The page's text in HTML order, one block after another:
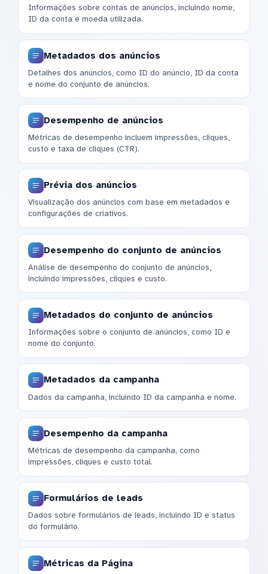
Informações sobre contas de anúncios, incluindo nome,
ID da conta e moeda utilizada.
Metadados dos anúncios
Detalhes dos anúncios, como ID do anúncio, ID da conta
e nome do conjunto de anúncios.
Desempenho de anúncios
Métricas de desempenho incluem impressões, cliques,
custo e taxa de cliques (CTR).
Prévia dos anúncios
Visualização dos anúncios com base em metadados e
configurações de criativos.
Desempenho do conjunto de anúncios
Análise de desempenho do conjunto de anúncios,
incluindo impressões, cliques e custo.
Metadados do conjunto de anúncios
Informações sobre o conjunto de anúncios, como ID e
nome do conjunto.
Metadados da campanha
Dados da campanha, incluindo ID da campanha e nome.
Desempenho da campanha
Métricas de desempenho da campanha, como
impressões, cliques e custo total.
Formulários de leads
Dados sobre formulários de leads, incluindo ID e status
do formulário.
Métricas da Página